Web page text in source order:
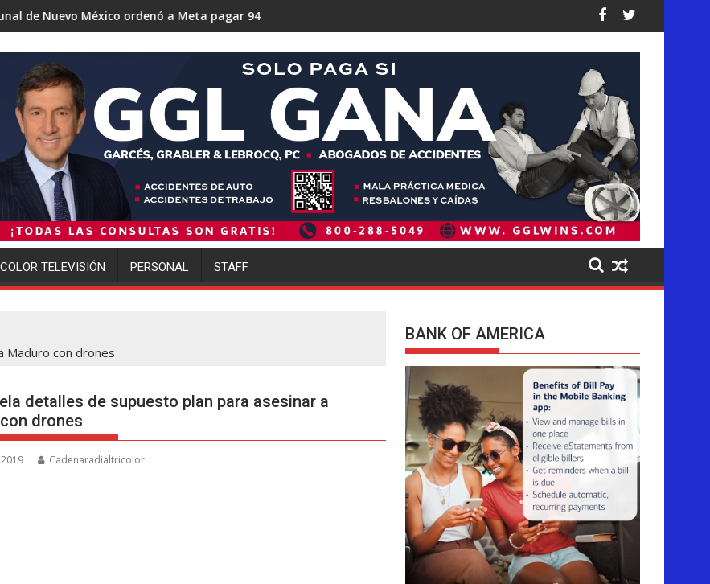
ordenó a Meta pagar 942 millones de dólares por los daños causados a los niños en sus plataformas
Trump se acerca a lograr la mayor operación de deportaciones de la historia de Estados
Ofensiva migratoria de Trump golpea
TELEVISIÓN PERSONAL STAFF
Maduro con drones
detalles de supuesto plan para asesinar a
drones
Cadenaradialtricolor
BANK OF AMERICA